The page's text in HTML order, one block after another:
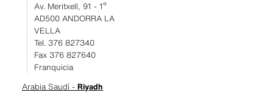
Av. Meritxell, 91 - 1º
AD500 ANDORRA LA
VELLA
Tel. 376 827340
Fax 376 827640
Franquicia
Arabia Saudí - Riyadh